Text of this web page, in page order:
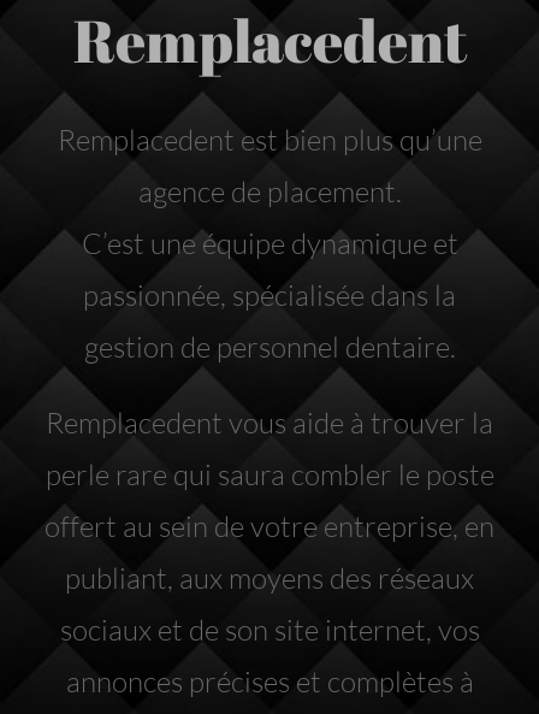
Remplacedent
Remplacedent est bien plus qu’une
agence de placement.
C’est une équipe dynamique et
passionnée, spécialisée dans la
gestion de personnel dentaire.
Remplacedent vous aide à trouver la
perle rare qui saura combler le poste
offert au sein de votre entreprise, en
publiant, aux moyens des réseaux
sociaux et de son site internet, vos
annonces précises et complètes à